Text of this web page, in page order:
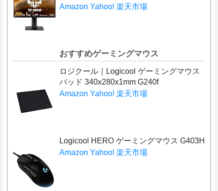
Amazon Yahoo! 楽天市場
おすすめゲーミングマウス
ロジクール｜Logicool ゲーミングマウス
パッド 340x280x1mm G240f
Amazon Yahoo! 楽天市場
Logicool HERO ゲーミングマウス G403H
Amazon Yahoo! 楽天市場